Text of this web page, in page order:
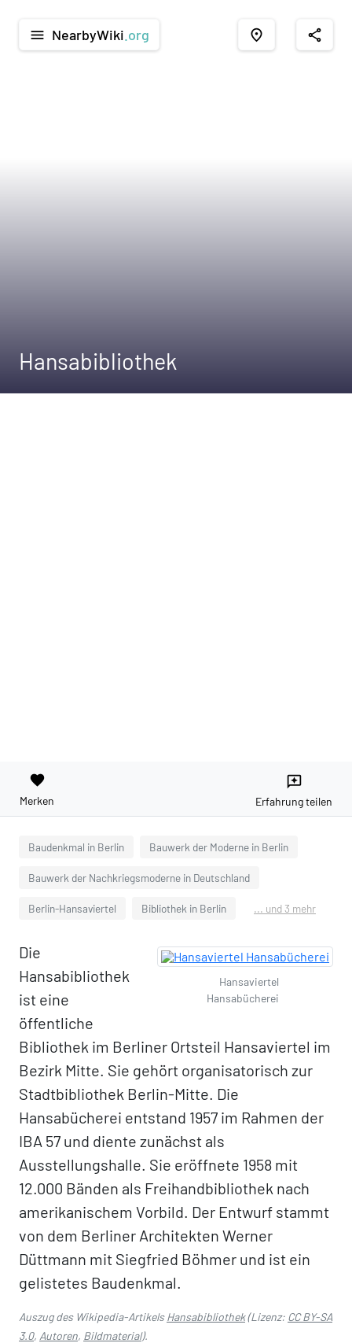
menu NearbyWiki .org place share
Hansabibliothek
favorite
Merken
reviews
Erfahrung teilen
Baudenkmal in Berlin Bauwerk der Moderne in Berlin
Bauwerk der Nachkriegsmoderne in Deutschland
Berlin-Hansaviertel Bibliothek in Berlin ... und 3 mehr
Hansaviertel
Hansabücherei
Die
Hansabibliothek
ist eine
öffentliche
Bibliothek im Berliner Ortsteil Hansaviertel im
Bezirk Mitte. Sie gehört organisatorisch zur
Stadtbibliothek Berlin-Mitte. Die
Hansabücherei entstand 1957 im Rahmen der
IBA 57 und diente zunächst als
Ausstellungshalle. Sie eröffnete 1958 mit
12.000 Bänden als Freihandbibliothek nach
amerikanischem Vorbild. Der Entwurf stammt
von dem Berliner Architekten Werner
Düttmann mit Siegfried Böhmer und ist ein
gelistetes Baudenkmal.
Auszug des Wikipedia-ArtikelsHansabibliothek(Lizenz: CC BY-SA
3.0, Autoren, Bildmaterial).